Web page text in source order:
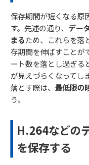
保存期間が短くなる原
す。先述の通り、 デー
まるため、これらを落
存期間を伸ばすことが
ート数を落とし過ぎる
が見えづらくなってし
落とす際は、 最低限の
う。
H.264などの
を保存する